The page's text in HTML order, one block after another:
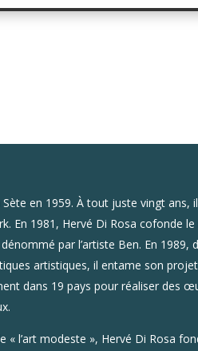
en 1959. À tout juste vingt ans,
En 1981, Hervé Di Rosa cofonde
par l’artiste Ben. En 1989,
artistiques, il entame son
dans 19 pays pour réaliser des
« l’art modeste », Hervé Di Rosa